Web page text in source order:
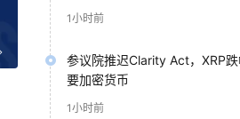
1小时前
参议院推迟Clarity Act，XRP
要加密货币
1小时前